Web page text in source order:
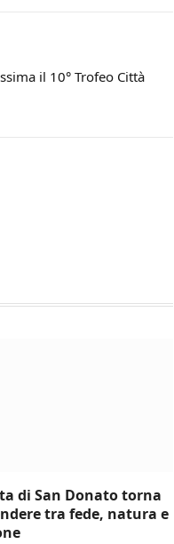
il 10° Trofeo Città
di San Donato torna
tra fede, natura e